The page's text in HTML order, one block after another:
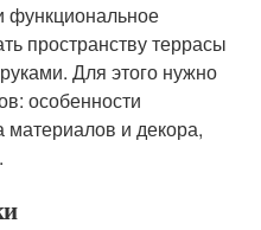
пространству террасы
Для этого нужно
особенности
и декора,